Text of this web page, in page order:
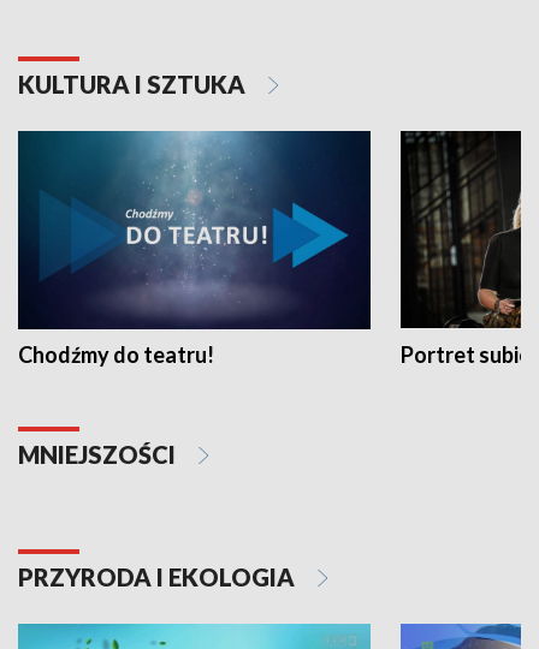
KULTURA I SZTUKA
Chodźmy do teatru! Portret
MNIEJSZOŚCI
PRZYRODA I EKOLOGIA